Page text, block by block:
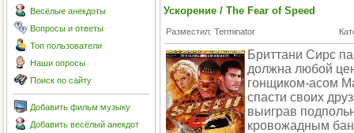
Весёлые анекдоты
Вопросы и ответы
Топ пользователи
Наши опросы
Поиск по сайту
Добавить фильм музыку
Добавить весёлый анекдот
Ускорение / The Fear of Speed
Разместил: Terminator
Бриттани Сирс
должна любой
гонщиком-асом
спасти своих
выиграв
кровожадным